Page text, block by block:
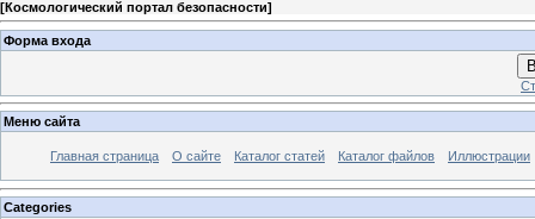
[Космологический портал безопасности]
Форма входа
Меню сайта
Главная страница О сайте Каталог статей Каталог файлов Иллюстрации
Categories